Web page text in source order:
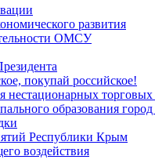
развития
ОМСУ
покупай российское!
нестационарных торговых
образования
Республики Крым
воздействия